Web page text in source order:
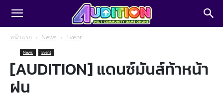
หน้าแรก News Event
News Event
[AUDITION] แดนซ์มันส์ท้าหน้า
ฝน